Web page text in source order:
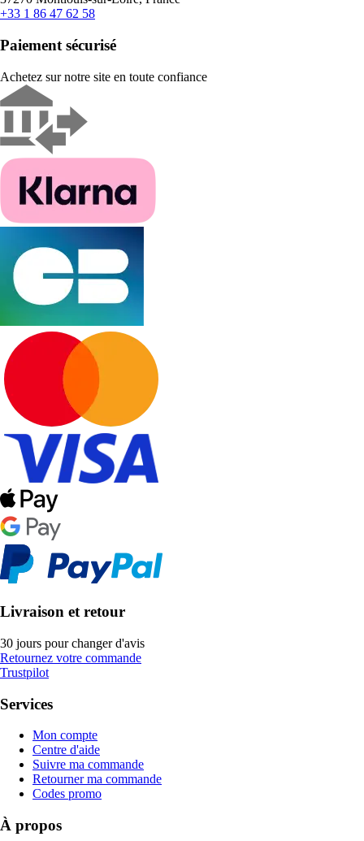
+33 1 86 47 62 58
Paiement sécurisé
Achetez sur notre site en toute confiance
Livraison et retour
30 jours pour changer d'avis
Retournez votre commande
Trustpilot
Services
Mon compte
Centre d'aide
Suivre ma commande
Retourner ma commande
Codes promo
À propos